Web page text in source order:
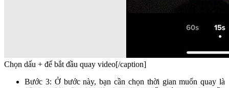
Chọn dấu + để bắt đầu quay video[/caption]
Bước 3: Ở bước này, bạn cần chọn thời gian muốn quay là